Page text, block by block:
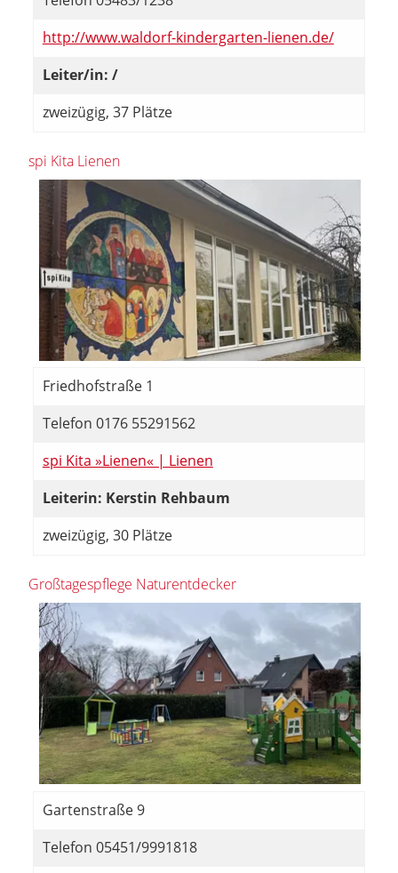
http://www.waldorf-kindergarten-lienen.de/
Leiter/in: /
zweizügig, 37 Plätze
spi Kita Lienen
Friedhofstraße 1
Telefon 0176 55291562
spi Kita »Lienen« | Lienen
Leiterin: Kerstin Rehbaum
zweizügig, 30 Plätze
Großtagespflege Naturentdecker
Gartenstraße 9
Telefon 05451/9991818